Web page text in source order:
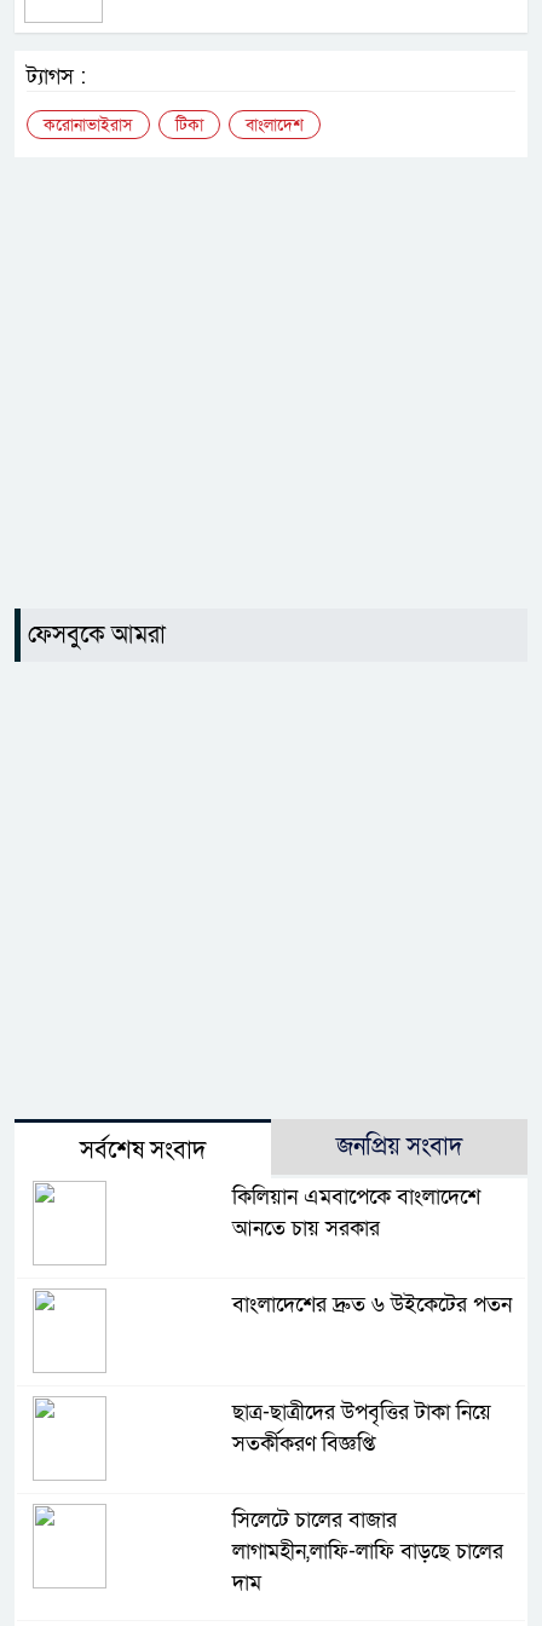
ট্যাগস :
করোনাভাইরাস টিকা বাংলাদেশ
ফেসবুকে আমরা
সর্বশেষ সংবাদ জনপ্রিয় সংবাদ
কিলিয়ান এমবাপেকে বাংলাদেশে
আনতে চায় সরকার
বাংলাদেশের দ্রুত ৬ উইকেটের পতন
ছাত্র-ছাত্রীদের উপবৃত্তির টাকা নিয়ে
সতর্কীকরণ বিজ্ঞপ্তি
সিলেটে চালের বাজার
লাগামহীন,লাফি-লাফি বাড়ছে চালের
দাম